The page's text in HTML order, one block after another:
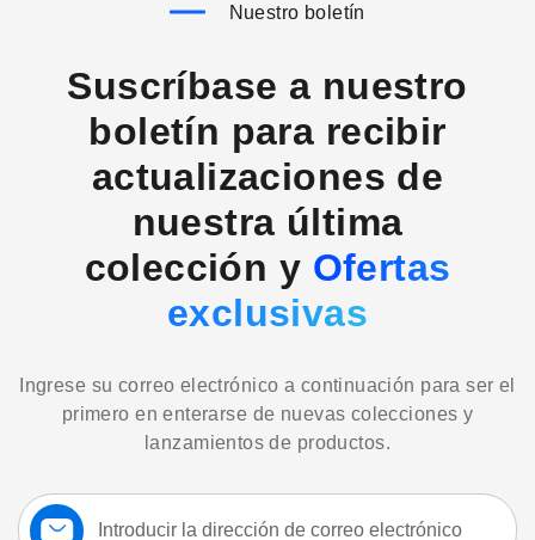
Nuestro boletín
Suscríbase a nuestro
boletín para recibir
actualizaciones de
nuestra última
colección y Ofertas
exclusivas
Ingrese su correo electrónico a continuación para ser el
primero en enterarse de nuevas colecciones y
lanzamientos de productos.
Suscríbase
a